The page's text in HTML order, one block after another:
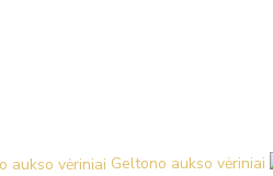
Geltono aukso vėriniai